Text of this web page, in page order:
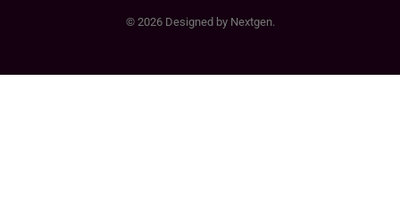
© 2026 Designed by Nextgen.